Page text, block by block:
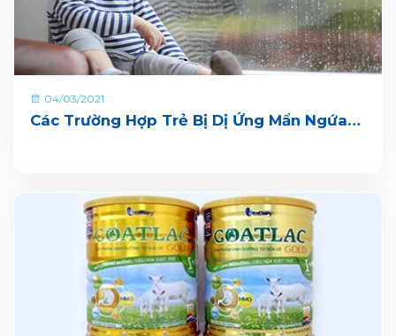
04/03/2021
Các Trường Hợp Trẻ Bị Dị Ứng Mẩn Ngứa